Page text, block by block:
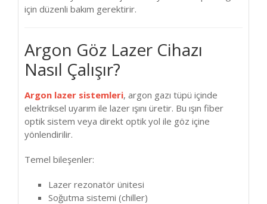
için düzenli bakım gerektirir.
Argon Göz Lazer Cihazı
Nasıl Çalışır?
Argon lazer sistemleri, argon gazı tüpü içinde
elektriksel uyarım ile lazer ışını üretir. Bu ışın fiber
optik sistem veya direkt optik yol ile göz içine
yönlendirilir.
Temel bileşenler:
Lazer rezonatör ünitesi
Soğutma sistemi (chiller)